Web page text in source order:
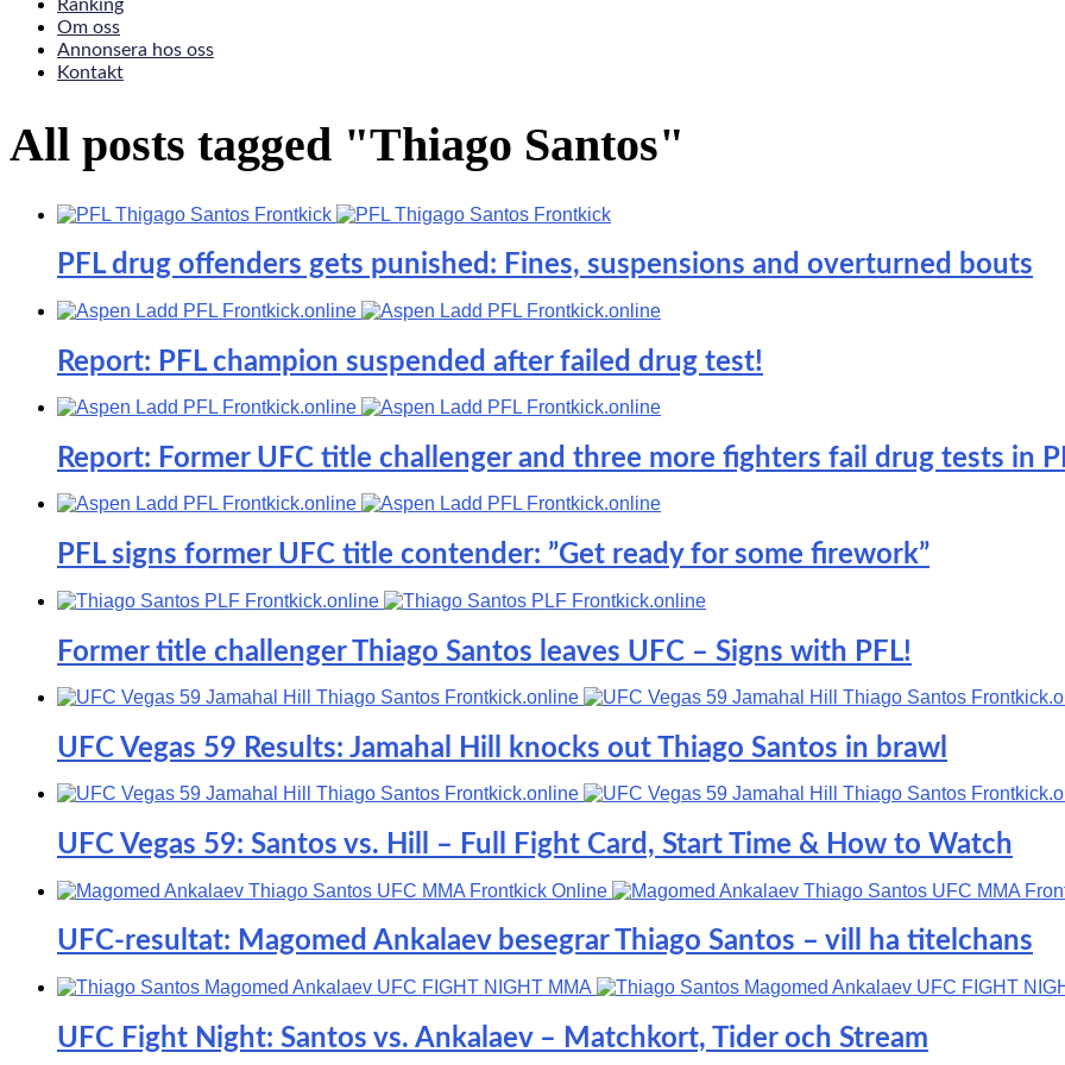
Ranking
Om oss
Annonsera hos oss
Kontakt
All posts tagged "Thiago Santos"
PFL drug offenders gets punished: Fines, suspensions and overturned bouts
Report: PFL champion suspended after failed drug test!
Report: Former UFC title challenger and three more fighters fail drug tests in
PFL signs former UFC title contender: ”Get ready for some firework”
Former title challenger Thiago Santos leaves UFC – Signs with PFL!
UFC Vegas 59 Results: Jamahal Hill knocks out Thiago Santos in brawl
UFC Vegas 59: Santos vs. Hill – Full Fight Card, Start Time & How to Watch
UFC-resultat: Magomed Ankalaev besegrar Thiago Santos – vill ha titelchans
UFC Fight Night: Santos vs. Ankalaev – Matchkort, Tider och Stream